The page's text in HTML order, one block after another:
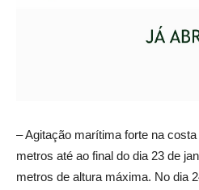
– Agitação marítima forte na
metros até ao final do dia 23 de
metros de altura máxima. No dia